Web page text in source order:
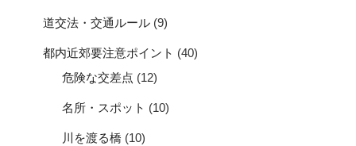
道交法・交通ルール (9)
都内近郊要注意ポイント (40)
危険な交差点 (12)
名所・スポット (10)
川を渡る橋 (10)